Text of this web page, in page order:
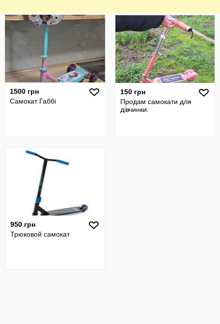
1500 грн
Самокат Габбі
150 грн
Продам самокати для
дівчинки.
950 грн
Трюковой самокат